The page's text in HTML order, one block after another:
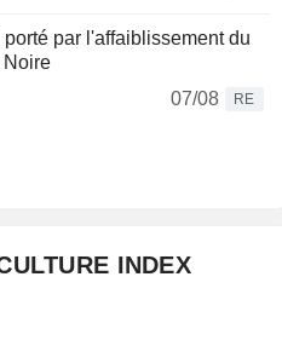
par l'affaiblissement du
Noire
07/08
RE
INDEX